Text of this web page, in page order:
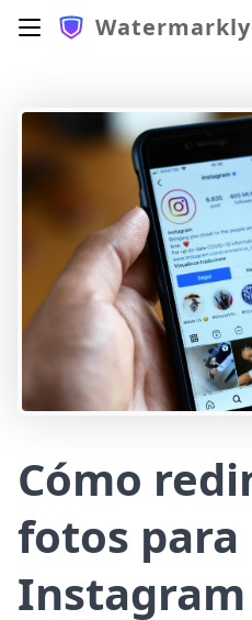
Watermarkly
Cómo
fotos para
Instagram